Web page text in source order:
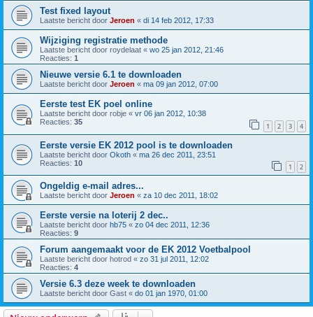
Test fixed layout
Laatste bericht door Jeroen « di 14 feb 2012, 17:33
Wijziging registratie methode
Laatste bericht door roydelaat « wo 25 jan 2012, 21:46
Reacties: 1
Nieuwe versie 6.1 te downloaden
Laatste bericht door Jeroen « ma 09 jan 2012, 07:00
Eerste test EK poel online
Laatste bericht door robje « vr 06 jan 2012, 10:38
Reacties: 35 1 2 3 4
Eerste versie EK 2012 pool is te downloaden
Laatste bericht door Okoth « ma 26 dec 2011, 23:51
Reacties: 10 1 2
Ongeldig e-mail adres...
Laatste bericht door Jeroen « za 10 dec 2011, 18:02
Eerste versie na loterij 2 dec..
Laatste bericht door hb75 « zo 04 dec 2011, 12:36
Reacties: 9
Forum aangemaakt voor de EK 2012 Voetbalpool
Laatste bericht door hotrod « zo 31 jul 2011, 12:02
Reacties: 4
Versie 6.3 deze week te downloaden
Laatste bericht door Gast « do 01 jan 1970, 01:00